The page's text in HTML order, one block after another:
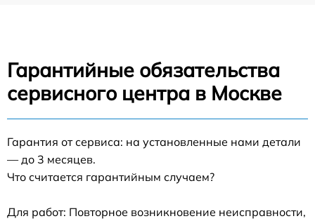
Гарантийные обязательства
сервисного центра в Москве
Гарантия от сервиса: на установленные нами детали
— до 3 месяцев.
Что считается гарантийным случаем?
Для работ: Повторное возникновение неисправности,